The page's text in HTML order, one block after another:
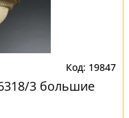
19847
3 большие